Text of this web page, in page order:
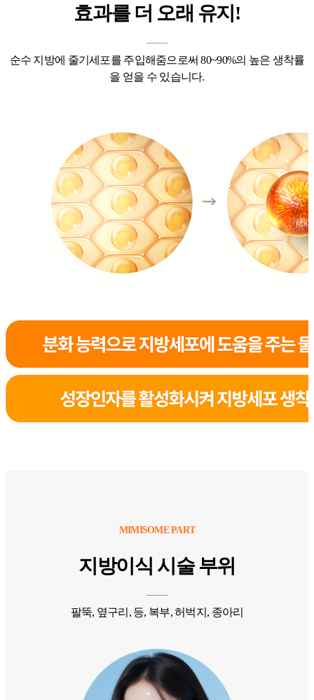
효과를 더 오래 유지!
순수 지방에 줄기세포를 주입해줌으로써 80~90%의 높은 생착률
을 얻을 수 있습니다.
MIMISOME PART
지방이식 시술 부위
팔뚝, 옆구리, 등, 복부, 허벅지, 종아리